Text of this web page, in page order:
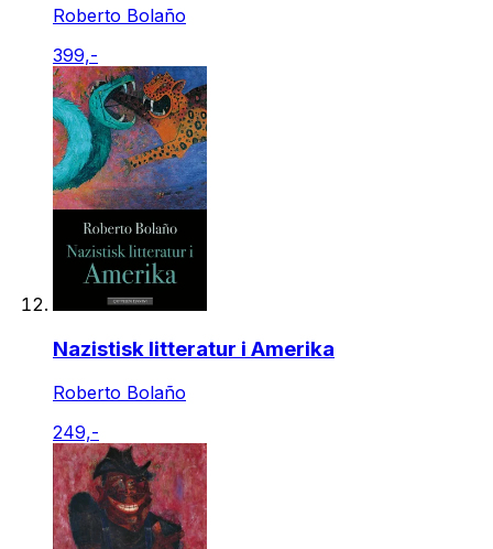
Roberto Bolaño
399,-
Nazistisk litteratur i Amerika
Roberto Bolaño
249,-